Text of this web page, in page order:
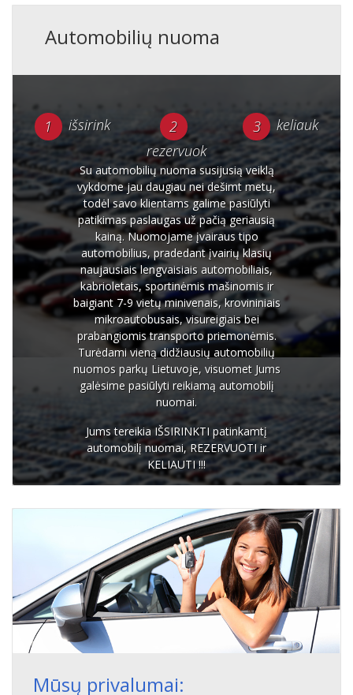
Automobilių nuoma
išsirink
rezervuok
keliauk
Su automobilių nuoma susijusią veiklą
vykdome jau daugiau nei dešimt metų,
todėl savo klientams galime pasiūlyti
patikimas paslaugas už pačią geriausią
kainą. Nuomojame įvairaus tipo
automobilius, pradedant įvairių klasių
naujausiais lengvaisiais automobiliais,
kabrioletais, sportinėmis mašinomis ir
baigiant 7-9 vietų minivenais, krovininiais
mikroautobusais, visureigiais bei
prabangiomis transporto priemonėmis.
Turėdami vieną didžiausių automobilių
nuomos parkų Lietuvoje, visuomet Jums
galėsime pasiūlyti reikiamą automobilį
nuomai.
Jums tereikia IŠSIRINKTI patinkamtį
automobilį nuomai, REZERVUOTI ir
KELIAUTI !!!
Mūsų privalumai: